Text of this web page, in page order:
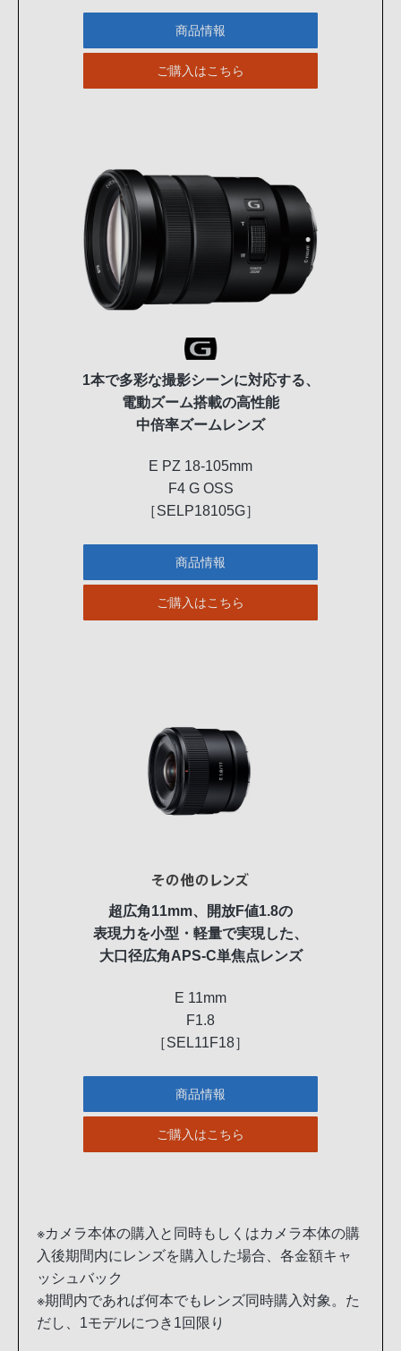
商品情報
ご購入はこちら
1本で多彩な撮影シーンに対応する、
電動ズーム搭載の高性能
中倍率ズームレンズ
E PZ 18-105mm
F4 G OSS
［SELP18105G］
商品情報
ご購入はこちら
超広角11mm、開放F値1.8の
表現力を小型・軽量で実現した、
大口径広角APS-C単焦点レンズ
E 11mm
F1.8
［SEL11F18］
商品情報
ご購入はこちら
※カメラ本体の購入と同時もしくはカメラ本体の購
入後期間内にレンズを購入した場合、各金額キャ
ッシュバック
※期間内であれば何本でもレンズ同時購入対象。た
だし、1モデルにつき1回限り